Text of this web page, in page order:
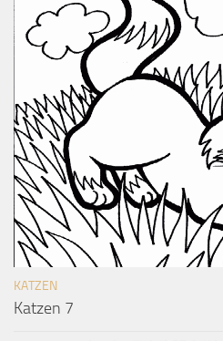
KATZEN
Katzen 7